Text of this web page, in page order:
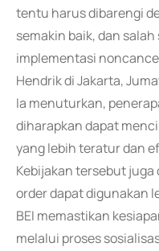
tentu harus dibarengi
semakin baik, dan
implementasi
Hendrik di Jakarta,
Ia menuturkan,
diharapkan dapat
yang lebih teratur dan
Kebijakan tersebut
order dapat digunakan
BEI memastikan
melalui proses